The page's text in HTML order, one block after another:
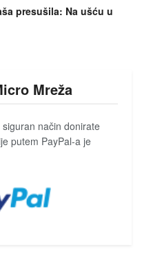
presušila: Na ušću u
Mreža
način donirate
putem PayPal-a je